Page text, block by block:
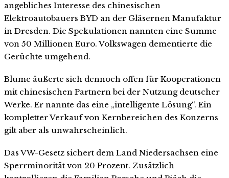
angebliches Interesse des chinesischen
Elektroautobauers BYD an der Gläsernen Manufaktur
in Dresden. Die Spekulationen nannten eine Summe
von 50 Millionen Euro. Volkswagen dementierte die
Gerüchte umgehend.
Blume äußerte sich dennoch offen für Kooperationen
mit chinesischen Partnern bei der Nutzung deutscher
Werke. Er nannte das eine „intelligente Lösung“. Ein
kompletter Verkauf von Kernbereichen des Konzerns
gilt aber als unwahrscheinlich.
Das VW-Gesetz sichert dem Land Niedersachsen eine
Sperrminorität von 20 Prozent. Zusätzlich